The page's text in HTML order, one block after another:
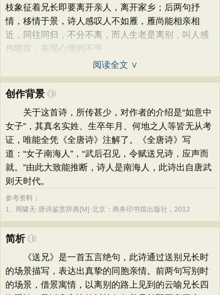
枝象征着兄长即要离开亲人，离开家乡；后两句抒
情，移情于景，诗人感叹人不如雁，雁尚能相亲相
近，同往同归，不分不离，而人生老是离别，叫人感
伤嗟叹，表现心境的不平
阅读全文 ∨
创作背景
关于这首诗，所传甚少，对作者的介绍是“如意中
女子”，其真名实姓、生卒年月、何地之人等皆无从考
证，唯能全凭《全唐诗》注解了。《全唐诗》写
道：“女子南海人”，“武后召见，令赋送兄诗，应声而
就。”由此大致能推断，诗人是南海人，此诗出自唐武
则天时代。
参考资料：
1、 周啸天·唐诗鉴赏辞典[M]·北京：商务印书馆出版社，2012
简析
《送兄》是一首五言绝句，此诗通过送别兄长时
的场景描写，表达出真挚的同胞亲情。前两句写别时
的场景，借景寓情，以离别的路上见到的云喻兄长四